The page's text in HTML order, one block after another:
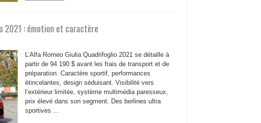
2021 : émotion et caractère
L’Alfa Romeo Giulia Quadrifoglio 2021 se détaille à
partir de 94 190 $ avant les frais de transport et de
préparation. Caractère sportif, performances
étincelantes, design séduisant. Visibilité vers
l’extérieur limitée, système multimédia paresseux,
prix élevé dans son segment. Des berlines ultra
sportives ...